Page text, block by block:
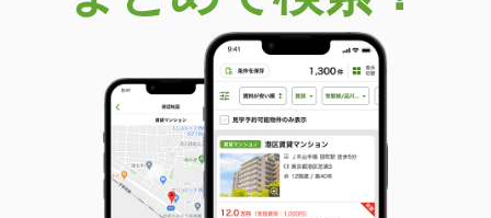
価 格
0.85万円
山形県山形市双葉町１丁目
貸その他
使用面積 -
山形県山形市双葉町１丁目
価 格
0.85万円
住 所
山形県山形市双葉町１丁目